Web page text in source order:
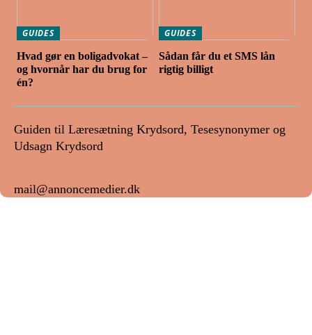
GUIDES
Hvad gør en boligadvokat –
og hvornår har du brug for
én?
GUIDES
Sådan får du et SMS lån
rigtig billigt
Guiden til Læresætning Krydsord, Tesesynonymer og
Udsagn Krydsord
mail@annoncemedier.dk